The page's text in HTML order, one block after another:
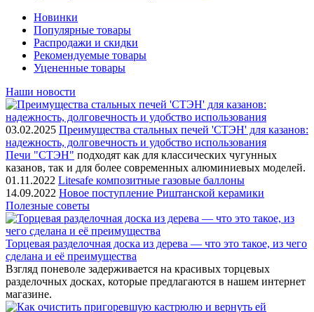
Новинки
Популярные товары
Распродажи и скидки
Рекомендуемые товары
Уцененные товары
Наши новости
03.02.2025 Преимущества стальных печей 'СТЭН' для казанов:
надежность, долговечность и удобство использования
Печи "СТЭН" подходят как для классических чугунных
казанов, так и для более современных алюминиевых моделей.
01.11.2022 Litesafe композитные газовые баллоны
14.09.2022 Новое поступление Риштанской керамики
Полезные советы
Торцевая разделочная доска из дерева — что это такое, из чего
сделана и её преимущества
Взгляд поневоле задерживается на красивых торцевых
разделочных досках, которые предлагаются в нашем интернет
магазине.